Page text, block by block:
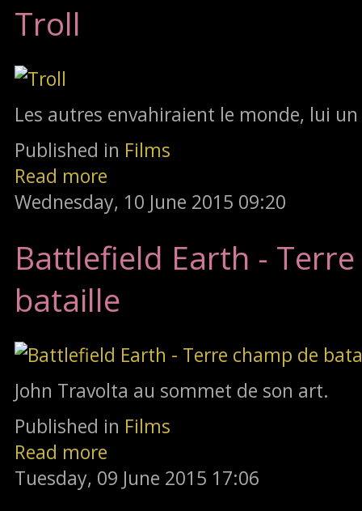
Troll
Les autres envahiraient le monde, lui
Published in Films
Read more
Wednesday, 10 June 2015 09:20
Battlefield Earth -
bataille
John Travolta au sommet de son art.
Published in Films
Read more
Tuesday, 09 June 2015 17:06